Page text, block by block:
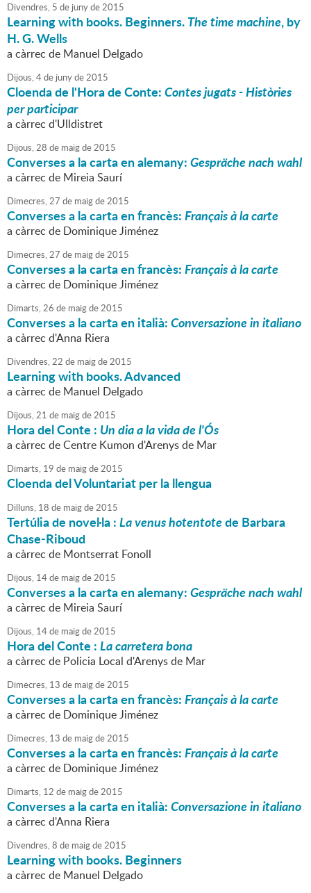
Divendres, 5 de junyde2015
Learning with books. Beginners.The time machine, by
H. G. Wells
a càrrec de Manuel Delgado
Dijous,4de junyde2015
Cloenda de l'Hora de Conte:Contes jugats - Històries
per participar
a càrrec d'Ulldistret
Dijous,28 de maigde2015
Converses a la carta en alemany:Gespräche nach wahl
a càrrec de Mireia Saurí
Dimecres,27 de maigde2015
Converses a la carta en francès:Français à la carte
a càrrec de Dominique Jiménez
Dimecres,27 de maigde2015
Converses a la carta en francès:Français à la carte
a càrrec de Dominique Jiménez
Dimarts,26 de maigde2015
Converses a la carta en italià:Conversazione in italiano
a càrrec d'Anna Riera
Divendres,22 de maigde2015
Learning with books. Advanced
a càrrec de Manuel Delgado
Dijous,21 de maigde2015
Hora del Conte : Un dia a la vida de l'Ós
a càrrec de Centre Kumon d'Arenys de Mar
Dimarts, 19 de maigde2015
Cloenda del Voluntariat per la llengua
Dilluns, 18 de maigde2015
Tertúlia de novel·la :La venus hotentotede Barbara
Chase-Riboud
a càrrec de Montserrat Fonoll
Dijous, 14de maigde2015
Converses a la carta en alemany:Gespräche nach wahl
a càrrec de Mireia Saurí
Dijous, 14de maigde2015
Hora del Conte :La carretera bona
a càrrec de Policia Local d'Arenys de Mar
Dimecres, 13 de maigde2015
Converses a la carta en francès:Français à la carte
a càrrec de Dominique Jiménez
Dimecres, 13 de maigde2015
Converses a la carta en francès:Français à la carte
a càrrec de Dominique Jiménez
Dimarts, 12 de maigde2015
Converses a la carta en italià:Conversazione in italiano
a càrrec d'Anna Riera
Divendres,8 de maigde2015
Learning with books. Beginners
a càrrec de Manuel Delgado